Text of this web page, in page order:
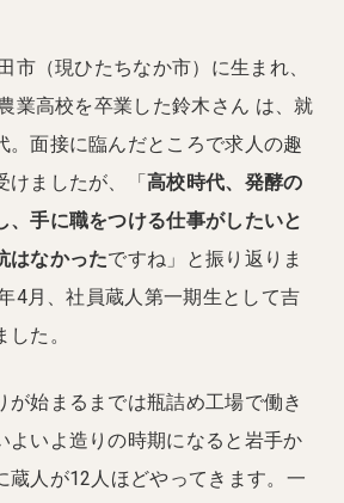
市（現ひたちなか市）に生まれ、
業高校を卒業した鈴木さん は、就
。面接に臨んだところで求人の趣
けましたが、「高校時代、発酵の
、手に職をつける仕事がしたいと
はなかったですね」と振り返りま
4月、社員蔵人第一期生として吉
た。
が始まるまでは瓶詰め工場で働き
よいよ造りの時期になると岩手か
蔵人が12人ほどやってきます。一